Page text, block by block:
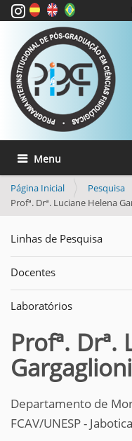
Toggle navigation
Página Inicial Pesquisa
Profª. Drª. Luciane Helena
Linhas de Pesquisa
Docentes
Laboratórios
Profª. Drª.
Departamento de
FCAV/UNESP -